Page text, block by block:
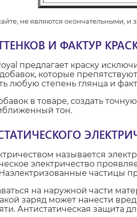
не являются окончательными, и
И ФАКТУР
предлагает краску
которые
любую степень глянца и
в товаре, создать
тон.
называется
электричество
частицы
на наружной части
заряд может нанести
Антистатическая защита